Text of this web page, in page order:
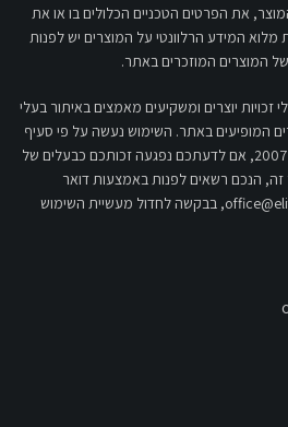
את הפרטים הטכניים הכלולים בו או את
מלוא המידע הרלוונטי על המוצרים יש לפנות
המוצרים המוזכרים באתר.
זכויות יוצרים ומשקיעים מאמצים באיתור בעלי
המופיעים באתר. השימוש נעשה על פי סעיף
27א לחוק זכויות יוצרים תשס"ח - 2007, אם לדעתכם נפגעה זכותכם כבעלים של
זה, הנכם רשאים לפנות באמצעות דואר
, בבקשה לחדול מעשיית השימוש